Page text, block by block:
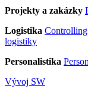
Projekty a zakázky
Logistika Controlling
logistiky
Personalistika
Vývoj SW